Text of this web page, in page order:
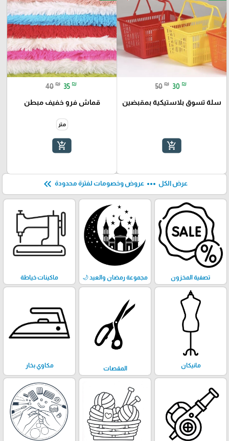
50 ₪ 30 ₪
سلة تسوق بلاستيكية بمقبضين
add_shopping_cart
40 ₪ 35 ₪
قماش فرو خفيف مبطن
متر
add_shopping_cart
عرض الكل more_horiz عروض وخصومات لفترة محدودة keyboard_double_arrow_left
تصفية المخزون مجموعة رمضان والعيد 🌙 ماكينات خياطة
مانيكان المقصات مكاوي بخار